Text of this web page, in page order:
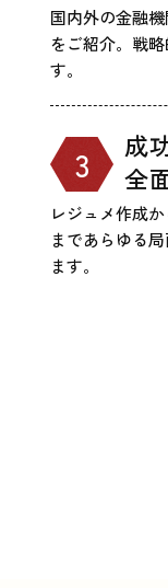
国内外の金融
をご紹介。戦
す。
成
全
レジュメ作成
まであらゆる
ます。